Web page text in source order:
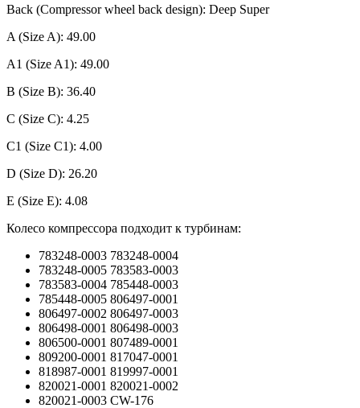
Back (Compressor wheel back design): Deep Super
A (Size A): 49.00
A1 (Size A1): 49.00
B (Size B): 36.40
C (Size C): 4.25
C1 (Size C1): 4.00
D (Size D): 26.20
E (Size E): 4.08
Колесо компрессора подходит к турбинам:
783248-0003 783248-0004
783248-0005 783583-0003
783583-0004 785448-0003
785448-0005 806497-0001
806497-0002 806497-0003
806498-0001 806498-0003
806500-0001 807489-0001
809200-0001 817047-0001
818987-0001 819997-0001
820021-0001 820021-0002
820021-0003 CW-176